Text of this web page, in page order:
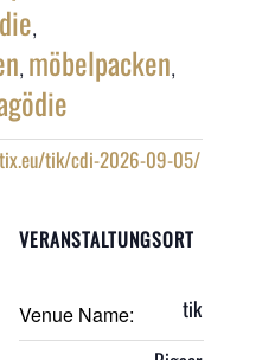
,
, möbelpacken,
tik/cdi-2026-09-05/
VERANSTALTUNGSORT
Venue Name: tik